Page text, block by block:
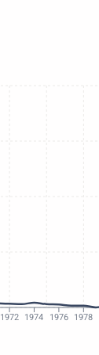
1972 1974 1976 1978